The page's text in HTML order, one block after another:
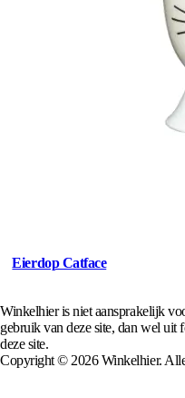
Eierdop Catface
Winkelhier is niet aansprakelijk
gebruik van deze site, dan wel uit
deze site.
Copyright © 2026 Winkelhier.